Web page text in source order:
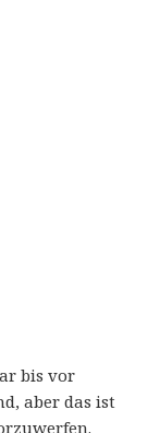
bis vor
aber das ist